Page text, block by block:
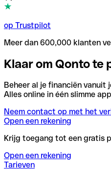
op Trustpilot
Meer dan 600,000 klanten
Klaar om Qonto te
Beheer al je financiën vanuit
Alles online in één slimme
Neem contact op met het
Open een rekening
Krijg toegang tot een gratis
Open een rekening
Tarieven